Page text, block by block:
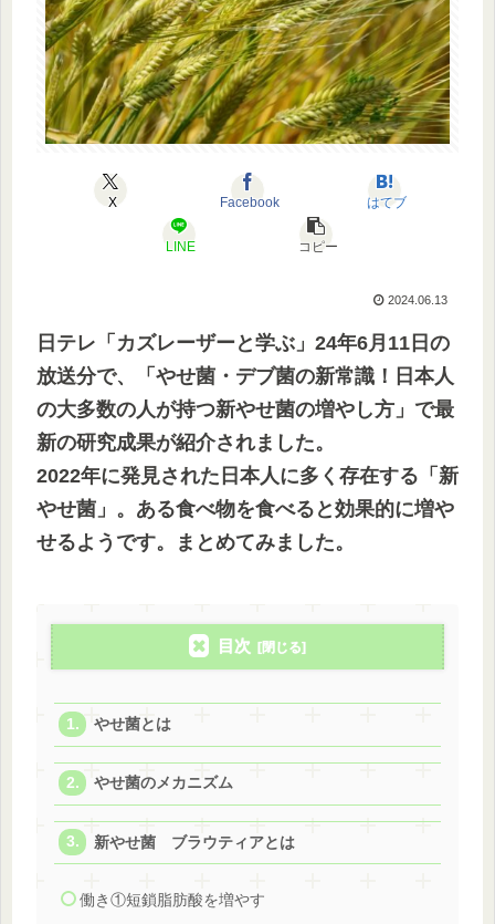
X Facebook はてブ
LINE コピー
2024.06.13
日テレ「カズレーザーと学ぶ」24年6月11日の
放送分で、「 やせ菌・デブ菌の新常識！日本人
の大多数の人が持つ新やせ菌の増やし方 」で最
新の研究成果が紹介されました。
2022年に発見された日本人に多く存在する「新
やせ菌」。ある食べ物を食べると効果的に増や
せるようです。まとめてみました。
目次
やせ菌とは
やせ菌のメカニズム
新やせ菌 ブラウティアとは
働き①短鎖脂肪酸を増やす